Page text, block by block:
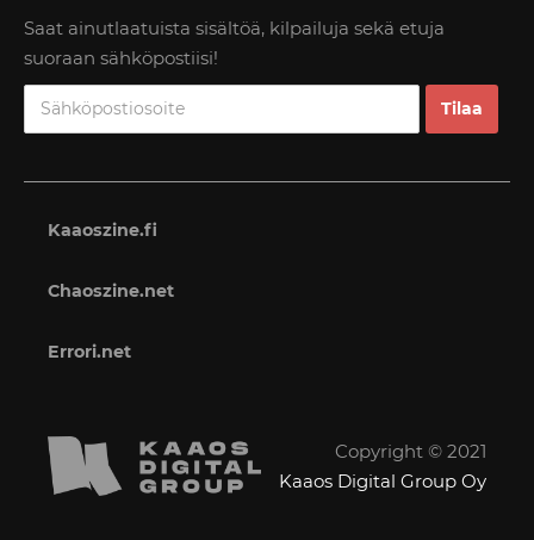
Saat ainutlaatuista sisältöä, kilpailuja sekä etuja
suoraan sähköpostiisi!
Kaaoszine.fi
Chaoszine.net
Errori.net
Copyright © 2021
Kaaos Digital Group Oy